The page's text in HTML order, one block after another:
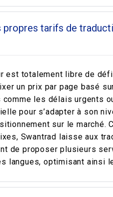
propres tarifs de
est totalement libre de
un prix par page basé
les délais urgents
pour s’adapter à son
sur le marché.
Swantrad laisse aux
de proposer plusieurs
langues, optimisant ainsi